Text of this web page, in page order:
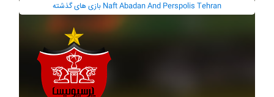
بازی های گذشته Naft Abadan And Perspolis Tehran